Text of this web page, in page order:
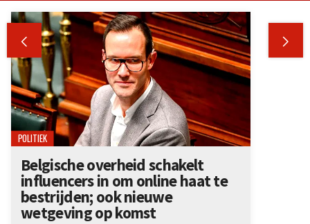
 
POLITIEK
Belgische overheid schakelt
influencers in om online haat te
bestrijden; ook nieuwe
wetgeving op komst